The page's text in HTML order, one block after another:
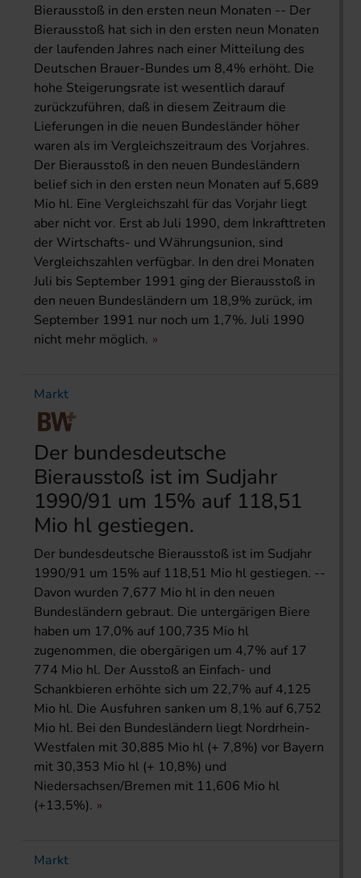
Bierausstoß in den ersten neun Monaten -- Der
Bierausstoß hat sich in den ersten neun Monaten
der laufenden Jahres nach einer Mitteilung des
Deutschen Brauer-Bundes um 8,4% erhöht. Die
hohe Steigerungsrate ist wesentlich darauf
zurückzuführen, daß in diesem Zeitraum die
Lieferungen in die neuen Bundesländer höher
waren als im Vergleichszeitraum des Vorjahres.
Der Bierausstoß in den neuen Bundesländern
belief sich in den ersten neun Monaten auf 5,689
Mio hl. Eine Vergleichszahl für das Vorjahr liegt
aber nicht vor. Erst ab Juli 1990, dem Inkrafttreten
der Wirtschafts- und Währungsunion, sind
Vergleichszahlen verfügbar. In den drei Monaten
Juli bis September 1991 ging der Bierausstoß in
den neuen Bundesländern um 18,9% zurück, im
September 1991 nur noch um 1,7%. Juli 1990
nicht mehr möglich.
Markt
Der bundesdeutsche
Bierausstoß ist im Sudjahr
1990/91 um 15% auf 118,51
Mio hl gestiegen.
Der bundesdeutsche Bierausstoß ist im Sudjahr
1990/91 um 15% auf 118,51 Mio hl gestiegen. --
Davon wurden 7,677 Mio hl in den neuen
Bundesländern gebraut. Die untergärigen Biere
haben um 17,0% auf 100,735 Mio hl
zugenommen, die obergärigen um 4,7% auf 17
774 Mio hl. Der Ausstoß an Einfach- und
Schankbieren erhöhte sich um 22,7% auf 4,125
Mio hl. Die Ausfuhren sanken um 8,1% auf 6,752
Mio hl. Bei den Bundesländern liegt Nordrhein-
Westfalen mit 30,885 Mio hl (+ 7,8%) vor Bayern
mit 30,353 Mio hl (+ 10,8%) und
Niedersachsen/Bremen mit 11,606 Mio hl
(+13,5%).
Markt